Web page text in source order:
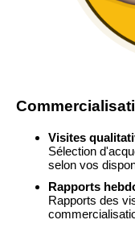
Visites
Sélection
selon vos
Rapports
Rapports des